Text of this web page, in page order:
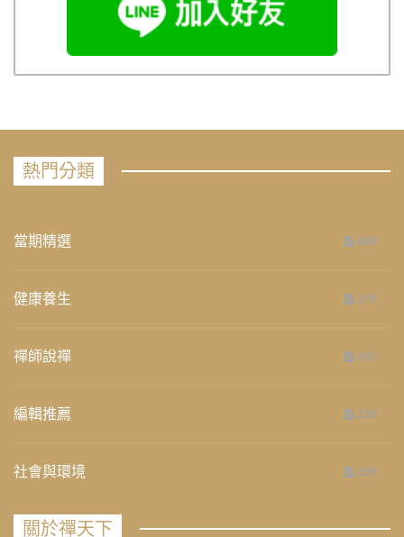
熱門分類
當期精選 658
健康養生 276
禪師說禪 267
編輯推薦 236
社會與環境 235
關於禪天下